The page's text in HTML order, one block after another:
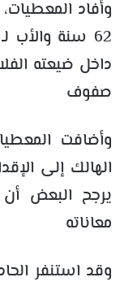
وأفاد
داخل ضيعته
صفوف
وأضافت
الهالك إلى
يرجح البعض
وقد استنفر